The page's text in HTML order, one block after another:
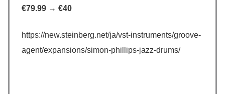
€79.99 → €40
https://new.steinberg.net/ja/vst-instruments/groove-
agent/expansions/simon-phillips-jazz-drums/